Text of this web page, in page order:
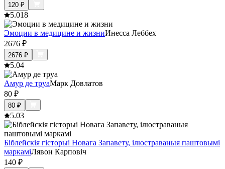
120 ₽
5.018
Эмоции в медицине и жизниИнесса Леббех
2676 ₽
2676 ₽
5.04
Амур де труаМарк Довлатов
80 ₽
80 ₽
5.03
Біблейскія гісторыі Новага Запавету, ілюстраваныя паштовымі
маркаміЛявон Карповіч
140 ₽